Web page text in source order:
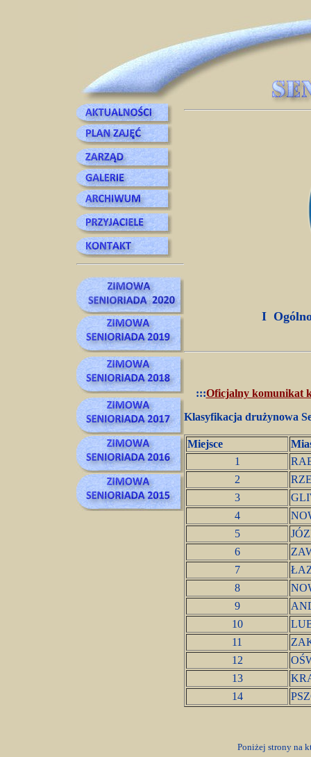
I
:::Oficjalny komunikat
Klasyfikacja drużynowa
Miejsce
1
2
3
4
5
6
7
8
9
10
11
12
13
14
Poniżej strony na